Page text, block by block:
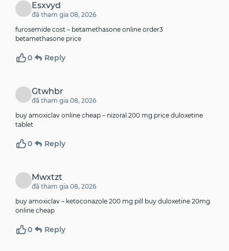
Esxvyd
đã tham gia 08, 2026
furosemide cost – betamethasone online order3
betamethasone price
0 Reply
Gtwhbr
đã tham gia 08, 2026
buy amoxiclav online cheap – nizoral 200 mg price duloxetine
tablet
0 Reply
Mwxtzt
đã tham gia 08, 2026
buy amoxiclav – ketoconazole 200 mg pill
buy duloxetine 20mg
online cheap
0 Reply